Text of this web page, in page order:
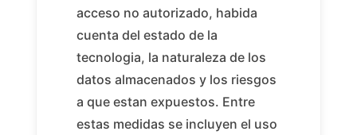
acceso no autorizado, habida
cuenta del estado de la
tecnologia, la naturaleza de los
datos almacenados y los riesgos
a que estan expuestos. Entre
estas medidas se incluyen el uso